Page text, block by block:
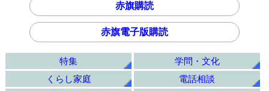
赤旗購読
赤旗電子版購読
特集
学問・文化
くらし家庭
電話相談